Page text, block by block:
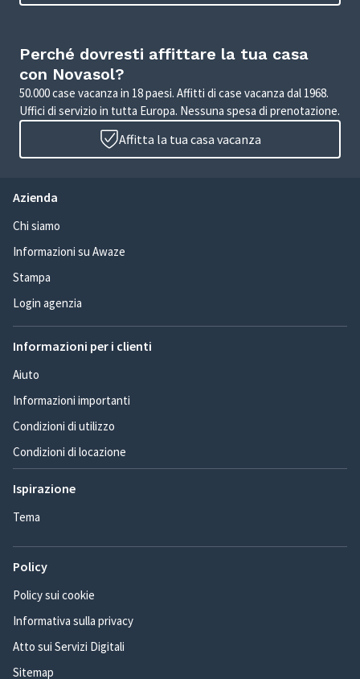
Perché dovresti affittare la tua casa
con Novasol?
50.000 case vacanza in 18 paesi. Affitti di case vacanza dal 1968.
Uffici di servizio in tutta Europa. Nessuna spesa di prenotazione.
Affitta la tua casa vacanza
Azienda
Chi siamo
Informazioni su Awaze
Stampa
Login agenzia
Informazioni per i clienti
Aiuto
Informazioni importanti
Condizioni di utilizzo
Condizioni di locazione
Ispirazione
Tema
Policy
Policy sui cookie
Informativa sulla privacy
Atto sui Servizi Digitali
Sitemap